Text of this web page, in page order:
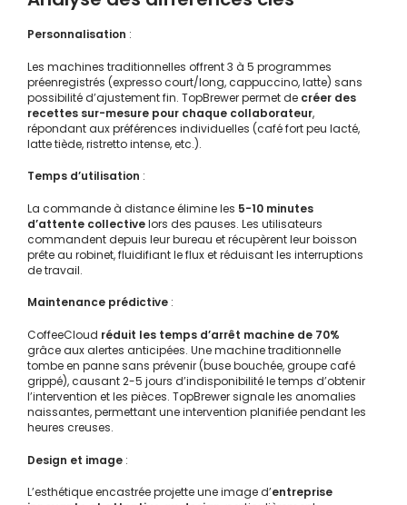
Personnalisation :
Les machines traditionnelles offrent 3 à 5 programmes
préenregistrés (expresso court/long, cappuccino, latte) sans
possibilité d’ajustement fin. TopBrewer permet de créer des
recettes sur-mesure pour chaque collaborateur,
répondant aux préférences individuelles (café fort peu lacté,
latte tiède, ristretto intense, etc.).
Temps d’utilisation :
La commande à distance élimine les 5-10 minutes
d’attente collectivelors des pauses. Les utilisateurs
commandent depuis leur bureau et récupèrent leur boisson
prête au robinet, fluidifiant le flux et réduisant les interruptions
de travail.
Maintenance prédictive :
CoffeeCloud réduit les temps d’arrêt machine de 70%
grâce aux alertes anticipées. Une machine traditionnelle
tombe en panne sans prévenir (buse bouchée, groupe café
grippé), causant 2-5 jours d’indisponibilité le temps d’obtenir
l’intervention et les pièces. TopBrewer signale les anomalies
naissantes, permettant une intervention planifiée pendant les
heures creuses.
Design et image :
L’esthétique encastrée projette une image d’entreprise